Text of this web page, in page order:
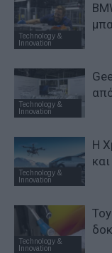
Technology &
Innovation
Technology &
Innovation
Technology &
Innovation
Η
Technology &
Innovation